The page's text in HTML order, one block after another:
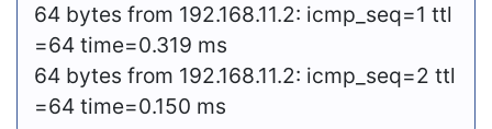
64 bytes from 192.168.11.2: icmp_seq=1 ttl
=64 time=0.319 ms
64 bytes from 192.168.11.2: icmp_seq=2 ttl
=64 time=0.150 ms